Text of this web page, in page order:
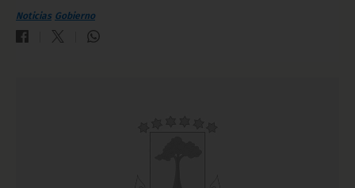
Noticias Gobierno